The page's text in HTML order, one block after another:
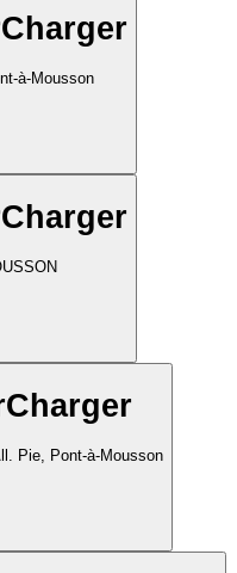
à-Mousson
Pie, Pont-à-Mousson